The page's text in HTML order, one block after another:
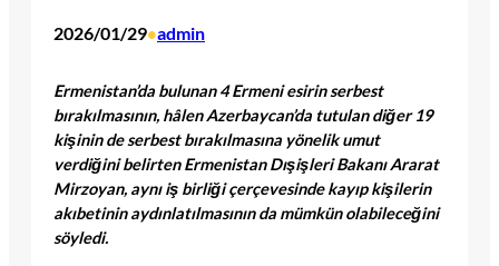
2026/01/29•admin
Ermenistan’da bulunan 4 Ermeni esirin serbest
bırakılmasının, hâlen Azerbaycan’da tutulan diğer 19
kişinin de serbest bırakılmasına yönelik umut
verdiğini belirten Ermenistan Dışişleri Bakanı Ararat
Mirzoyan, aynı iş birliği çerçevesinde kayıp kişilerin
akıbetinin aydınlatılmasının da mümkün olabileceğini
söyledi.